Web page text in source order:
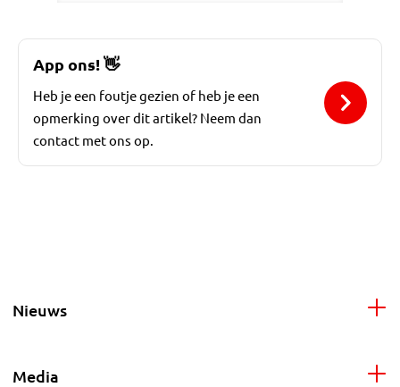
App ons!👋
Heb je een foutje gezien of heb je een
opmerking over dit artikel? Neem dan
contact met ons op.
Nieuws
Media